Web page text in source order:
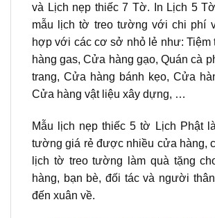
và Lịch nẹp thiếc 7 Tờ. In Lịch 5
mẫu lịch tờ treo tường với chi phí
hợp với các cơ sở nhỏ lẻ như: Tiệm
hàng gas, Cửa hàng gạo, Quán cà
trang, Cửa hàng bánh kẹo, Cửa
Cửa hàng vật liệu xây dựng, …
Mẫu lịch nẹp thiếc 5 tờ Lịch Phật
tường giá rẻ được nhiều cửa hàng,
lịch tờ treo tường làm quà tặng
hàng, bạn bè, đối tác và người
đến xuân về.